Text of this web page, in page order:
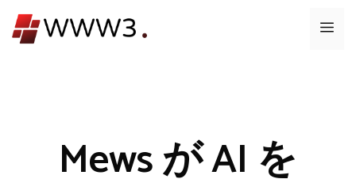
ン
メ
Mews が AI を